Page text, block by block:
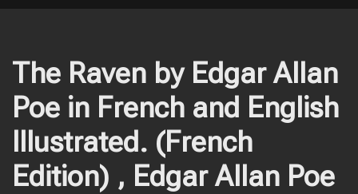
The Raven by Edgar Allan
Poe in French and English
Illustrated. (French
Edition) , Edgar Allan Poe